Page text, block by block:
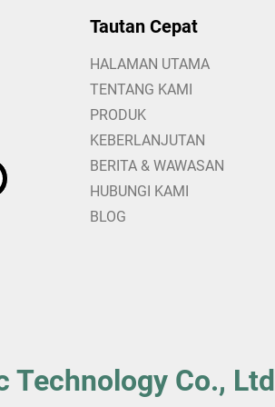
Tautan Cepat
HALAMAN UTAMA
TENTANG KAMI
PRODUK
KEBERLANJUTAN
BERITA & WAWASAN
HUBUNGI KAMI
BLOG
Technology Co., Ltd